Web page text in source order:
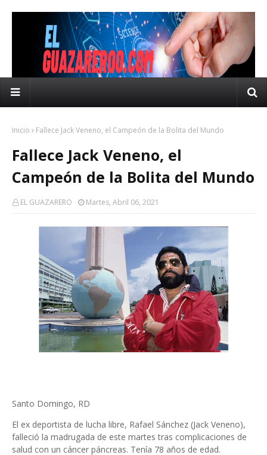
Inicio Fallece Jack Veneno, el Campeón de la Bolita del Mundo
Fallece Jack Veneno, el
Campeón de la Bolita del Mundo
EL GUAZARERO Martes, Abril 06, 2021
Santo Domingo, RD
El ex deportista de lucha libre, Rafael Sánchez (Jack Veneno),
falleció la madrugada de este martes tras complicaciones de
salud con un cáncer páncreas. Tenía 78 años de edad.